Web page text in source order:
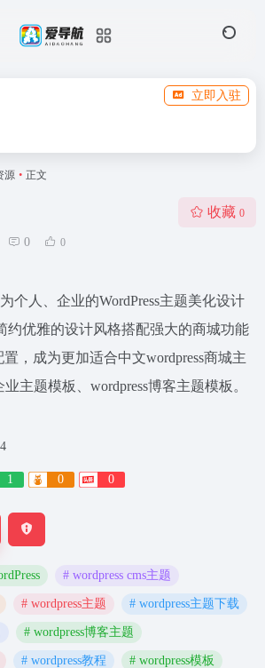
立即入驻
源 • 正文
0 0
收藏 0
个人、企业的WordPress主题美化设计
约优雅的设计风格搭配强大的商城功能
，成为更加适合中文wordpress商城主
业主题模板、wordpress博客主题模板。
1 0 0
# wordpress cms主题
# wordpress主题 # wordpress主题下载
# wordpress博客主题
# wordpress教程 # wordpress模板